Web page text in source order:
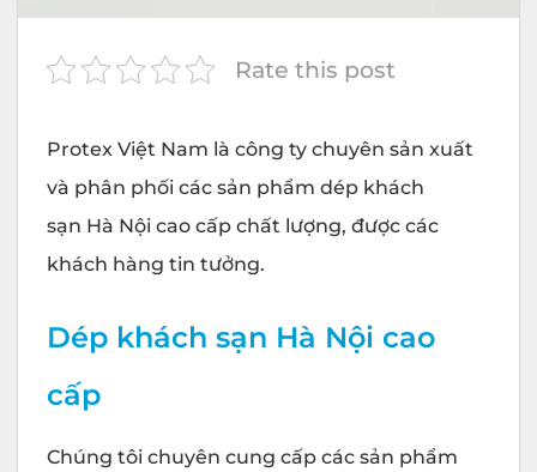
Rate this post
Protex Việt Nam là công ty chuyên sản xuất
và phân phối các sản phẩm dép khách
sạn Hà Nội cao cấp chất lượng, được các
khách hàng tin tưởng.
Dép khách sạn Hà Nội cao
cấp
Chúng tôi chuyên cung cấp các sản phẩm